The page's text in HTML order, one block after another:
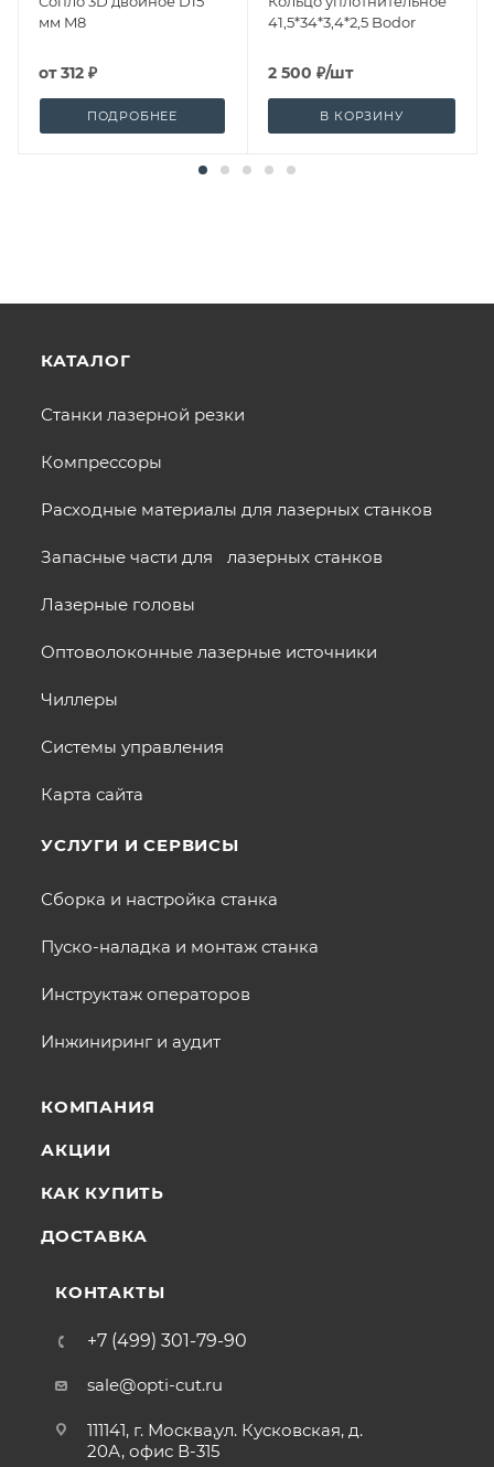
мм M8
от312 ₽
ПОДРОБНЕЕ
41,5*34*3,4*2,5 Bodor
2 500 ₽/шт
В КОРЗИНУ
КАТАЛОГ
Станки лазерной резки
Компрессоры
Расходные материалы для лазерных станков
Запасные части для лазерных станков
Лазерные головы
Оптоволоконные лазерные источники
Чиллеры
Системы управления
Карта сайта
УСЛУГИ И СЕРВИСЫ
Сборка и настройка станка
Пуско-наладка и монтаж станка
Инструктаж операторов
Инжиниринг и аудит
КОМПАНИЯ
АКЦИИ
КАК КУПИТЬ
ДОСТАВКА
КОНТАКТЫ
+7 (499) 301-79-90
sale@opti-cut.ru
111141, г. Москва,ул. Кусковская, д.
20А, офис В-315